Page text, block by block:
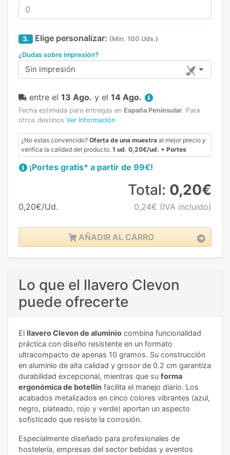
3. Elige personalizar: (Min. 100 Uds.)
¿Dudas sobre impresión?
Sin impresión
entre el 13 Ago. y el 14 Ago.
Fecha estimada para entregas en España Peninsular. Para
otros destinos Ver Información
¿No estas convencido? Oferta de una muestra al mejor precio y
verifica la calidad del producto. 1 ud. 0,20€/ud. + Portes
¡Portes gratis* a partir de 99€!
0,20€/Ud.
Total: 0,20€
0,24€ (IVA incluido)
AÑADIR AL CARRO
Lo que el llavero Clevon
puede ofrecerte
El llavero Clevon de aluminio combina funcionalidad
práctica con diseño resistente en un formato
ultracompacto de apenas 10 gramos. Su construcción
en aluminio de alta calidad y grosor de 0.2 cm garantiza
durabilidad excepcional, mientras que su forma
ergonómica de botellín facilita el manejo diario. Los
acabados metalizados en cinco colores vibrantes (azul,
negro, plateado, rojo y verde) aportan un aspecto
sofisticado que resiste la corrosión.
Especialmente diseñado para profesionales de
hostelería, empresas del sector bebidas y eventos